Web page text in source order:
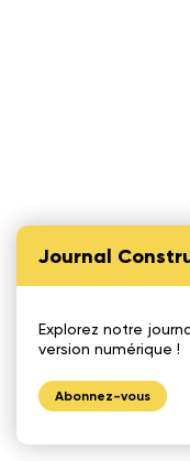
Journal
Explorez notre
version numérique !
Abonnez-vous